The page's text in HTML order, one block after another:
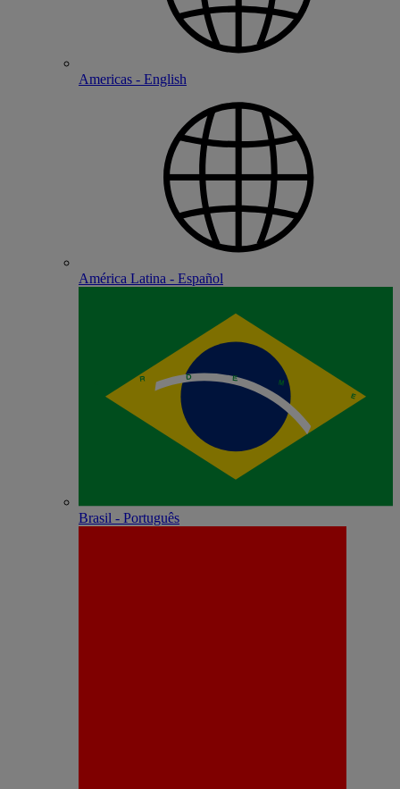
Americas - English
América Latina - Español
Brasil - Português